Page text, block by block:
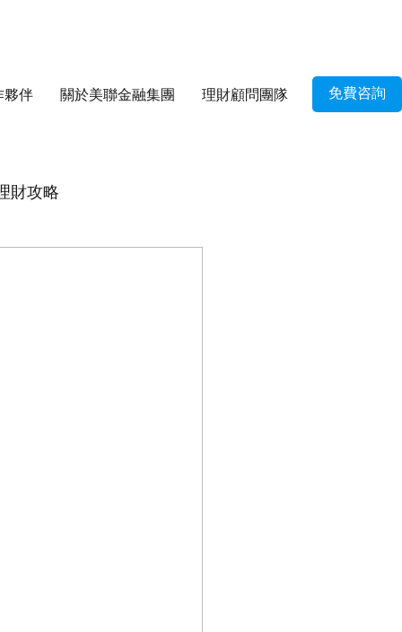
免費咨詢
夥伴 關於美聯金融集團 理財顧問團隊
財攻略